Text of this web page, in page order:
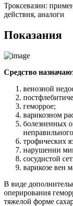
Троксевазин:
действия, аналоги
Показания
Средство
венозной
геморрое;
варикозном
болезненных
трофических
нарушении
сосудистой
варикозе вен
В виде
оперирования
тяжелой форме